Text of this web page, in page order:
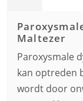
Maltezer
Paroxysmale
kan optreden
wordt door